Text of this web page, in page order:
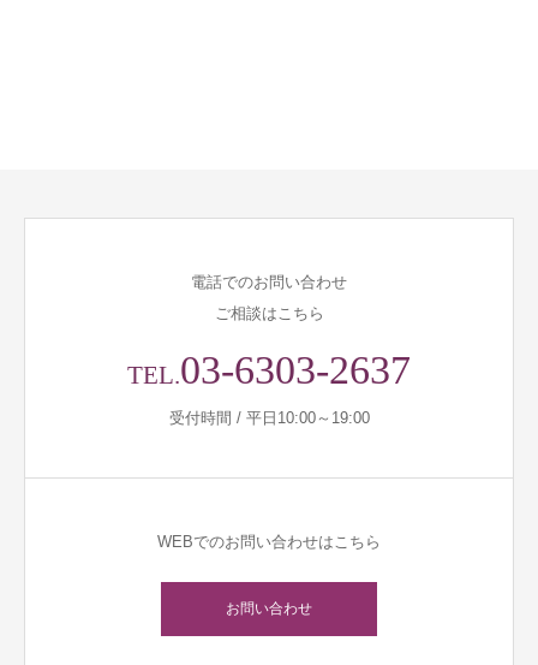
電話でのお問い合わせ
ご相談はこちら
TEL.03-6303-2637
受付時間 / 平日10:00～19:00
WEBでのお問い合わせはこちら
お問い合わせ